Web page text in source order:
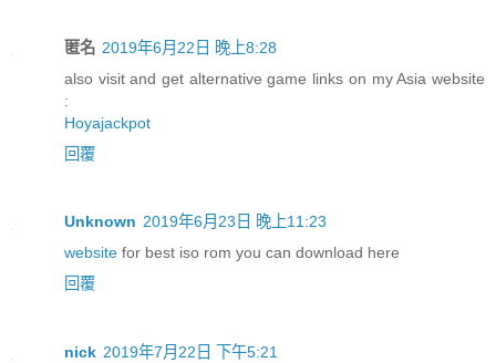
匿名 2019年6月22日 晚上8:28
also visit and get alternative game links on my Asia website
:
Hoyajackpot
回覆
Unknown 2019年6月23日 晚上11:23
website for best iso rom you can download here
回覆
nick 2019年7月22日 下午5:21